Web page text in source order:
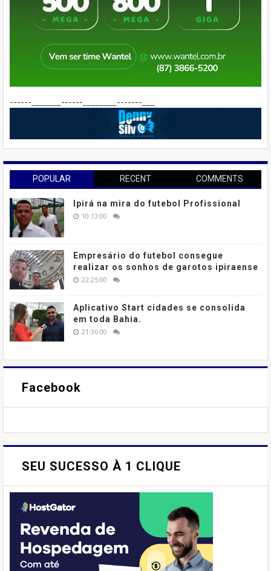
------_______------________-------___
POPULAR RECENT COMMENTS
Ipirá na mira do futebol Profissional
10:13:00
Empresário do futebol consegue
realizar os sonhos de garotos ipiraense
22:25:00
Aplicativo Start cidades se consolida
em toda Bahia.
21:36:00
Facebook
SEU SUCESSO À 1 CLIQUE